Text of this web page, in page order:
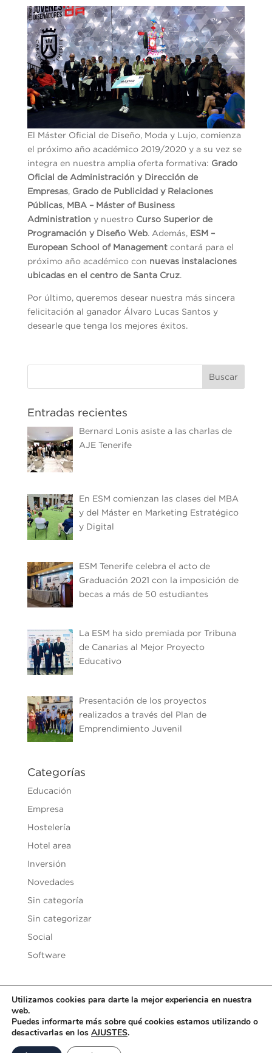
El Máster Oficial de Diseño, Moda y Lujo, comienza
el próximo año académico 2019/2020 y a su vez se
integra en nuestra amplia oferta formativa: Grado
Oficial de Administración y Dirección de
Empresas, Grado de Publicidad y Relaciones
Públicas, MBA – Máster of Business
Administration y nuestroCurso Superior de
Programación y Diseño Web. Además, ESM –
European School of Managementcontará para el
próximo año académico con nuevas instalaciones
ubicadas en el centro de Santa Cruz.
Por último, queremos desear nuestra más sincera
felicitación al ganador Álvaro Lucas Santos y
desearle que tenga los mejores éxitos.
Entradas recientes
Bernard Lonis asiste a las charlas de
AJE Tenerife
En ESM comienzan las clases del MBA
y del Máster en Marketing Estratégico
y Digital
ESM Tenerife celebra el acto de
Graduación 2021 con la imposición de
becas a más de 50 estudiantes
La ESM ha sido premiada por Tribuna
de Canarias al Mejor Proyecto
Educativo
Presentación de los proyectos
realizados a través del Plan de
Emprendimiento Juvenil
Categorías
Educación
Empresa
Hostelería
Hotel area
Inversión
Novedades
Sin categoría
Sin categorizar
Social
Software
Copyright © 2020Vesilen Investments
| Todos los derechos
reservados | Aviso Legal y Condiciones de uso
Privacidad
Utilizamos cookies para darte la mejor experiencia en nuestra
web.
Puedes informarte más sobre qué cookies estamos utilizando o
desactivarlas en los AJUSTES.